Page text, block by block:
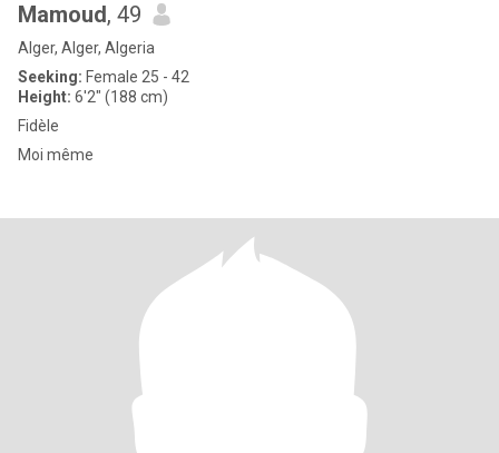
Mamoud, 49
Alger, Alger, Algeria
Seeking: Female 25 - 42
Height: 6'2" (188 cm)
Fidèle
Moi même